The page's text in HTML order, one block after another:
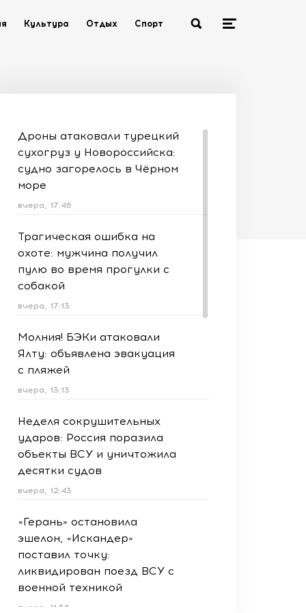
Культура Отдых Спорт
Дроны атаковали турецкий
сухогруз у Новороссийска:
судно загорелось в Чёрном
море
вчера, 17:46
Трагическая ошибка на
охоте: мужчина получил
пулю во время прогулки с
собакой
вчера, 17:13
Молния! БЭКи атаковали
Ялту: объявлена эвакуация
с пляжей
вчера, 13:13
Неделя сокрушительных
ударов: Россия поразила
объекты ВСУ и уничтожила
десятки судов
вчера, 12:43
«Герань» остановила
эшелон, «Искандер»
поставил точку:
ликвидирован поезд ВСУ с
военной техникой
вчера, 11:56